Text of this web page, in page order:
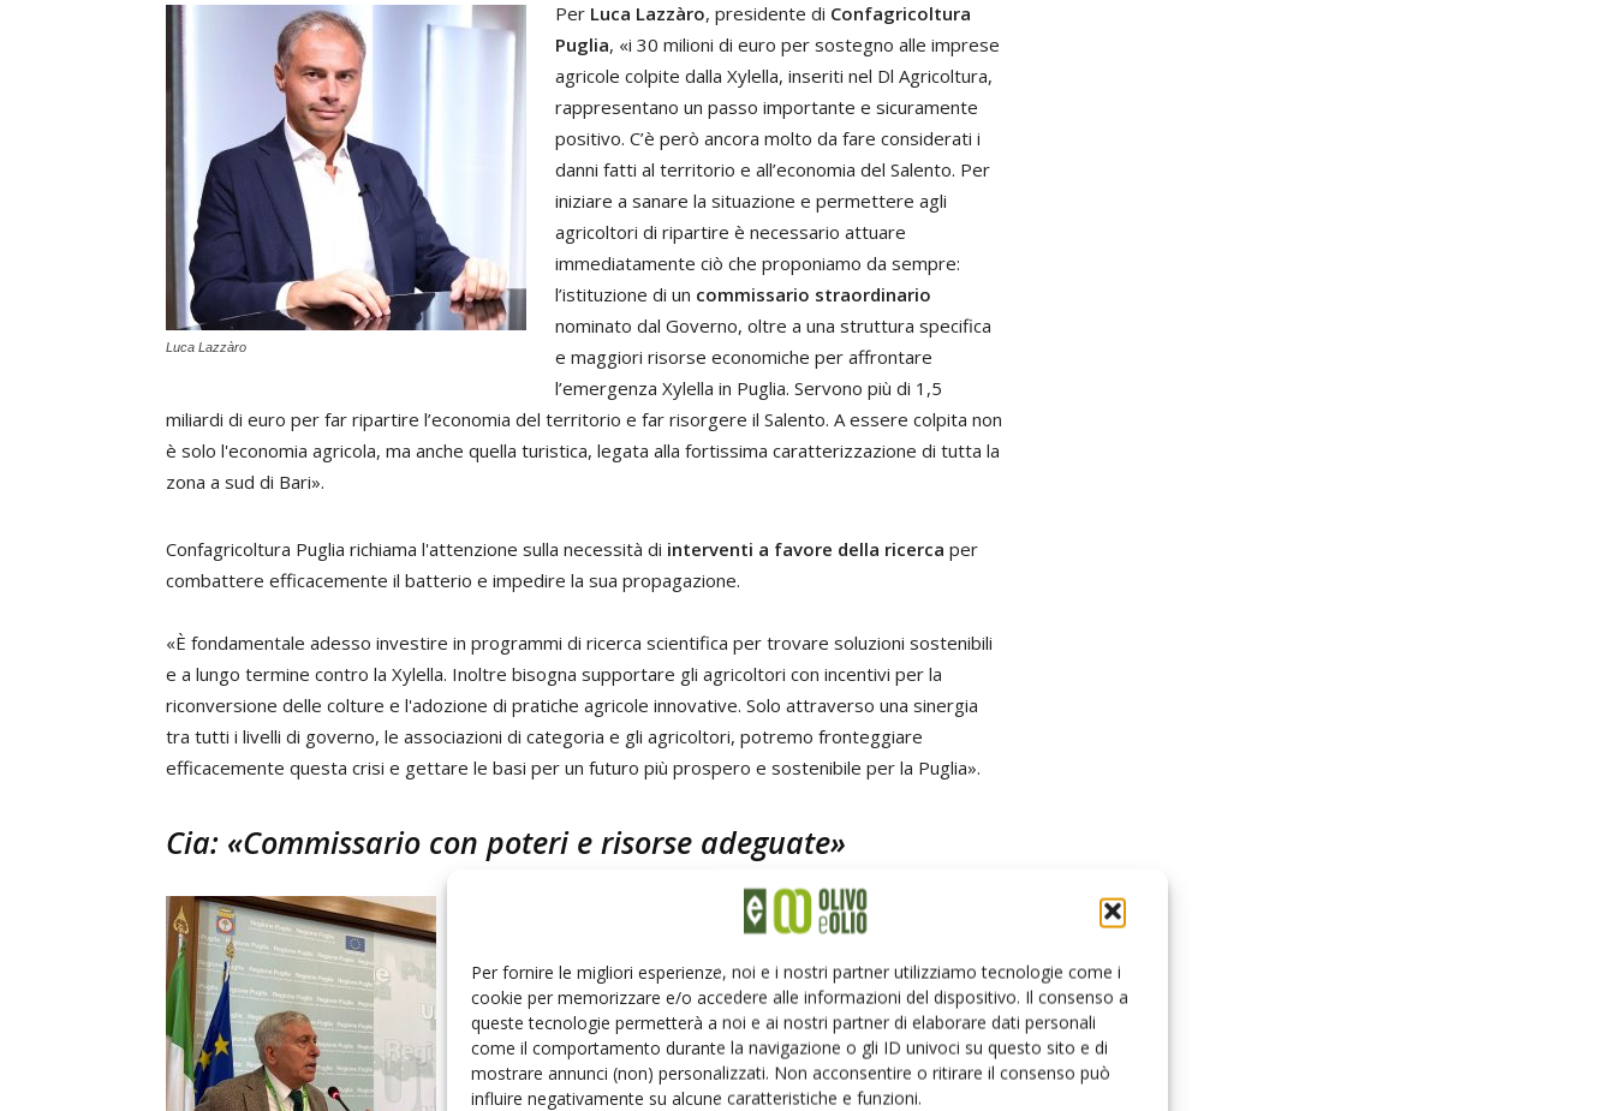
Per fornire le migliori esperienze, noi e i nostri partner utilizziamo tecnologie come i
cookie per memorizzare e/o accedere alle informazioni del dispositivo. Il consenso a
queste tecnologie permetterà a noi e ai nostri partner di elaborare dati personali
come il comportamento durante la navigazione o gli ID univoci su questo sito e di
mostrare annunci (non) personalizzati. Non acconsentire o ritirare il consenso può
influire negativamente su alcune caratteristiche e funzioni.
Luca Lazzàro
Per Luca Lazzàro, presidente di Confagricoltura
Puglia, «i 30 milioni di euro per sostegno alle imprese
agricole colpite dalla Xylella, inseriti nel Dl Agricoltura,
rappresentano un passo importante e sicuramente
positivo. C’è però ancora molto da fare considerati i
danni fatti al territorio e all’economia del Salento. Per
iniziare a sanare la situazione e permettere agli
agricoltori di ripartire è necessario attuare
immediatamente ciò che proponiamo da sempre:
l’istituzione di un commissario straordinario
nominato dal Governo, oltre a una struttura specifica
e maggiori risorse economiche per affrontare
l’emergenza Xylella in Puglia. Servono più di 1,5
miliardi di euro per far ripartire l’economia del territorio e far risorgere il Salento. A essere colpita non
è solo l'economia agricola, ma anche quella turistica, legata alla fortissima caratterizzazione di tutta la
zona a sud di Bari».
Confagricoltura Puglia richiama l'attenzione sulla necessità di interventi a favore della ricerca per
combattere efficacemente il batterio e impedire la sua propagazione.
«È fondamentale adesso investire in programmi di ricerca scientifica per trovare soluzioni sostenibili
e a lungo termine contro la Xylella. Inoltre bisogna supportare gli agricoltori con incentivi per la
riconversione delle colture e l'adozione di pratiche agricole innovative. Solo attraverso una sinergia
tra tutti i livelli di governo, le associazioni di categoria e gli agricoltori, potremo fronteggiare
efficacemente questa crisi e gettare le basi per un futuro più prospero e sostenibile per la Puglia».
Cia: «Commissario con poteri e risorse adeguate»
Lo stanziamento di 30 milioni di euro per ulteriori sostegni
destinati alle imprese agricole danneggiate dalla Xylella è
sicuramente un fatto positivo, concorda il presidente di Cia
Puglia, Gennaro Sicolo.
«Verranno utilizzati, durante il 2024, per investire nei reimpianti
di cultivar di olivo resistenti al batterio Xylella, nonché per